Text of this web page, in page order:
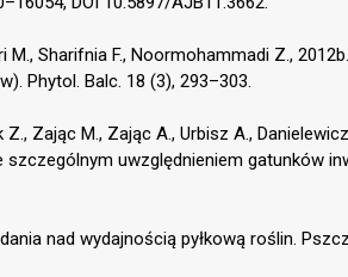
M., Sharifnia F., Noormohammadi Z.,
Phytol. Balc. 18 (3), 293–303.
Zając M., Zając A., Urbisz A.,
uwzględnieniem gatunków
nad wydajnością pyłkową roślin.